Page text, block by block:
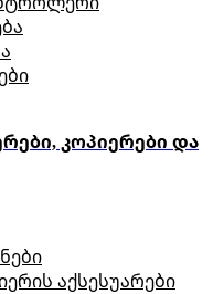
კოპიერები და
აქსესუარები